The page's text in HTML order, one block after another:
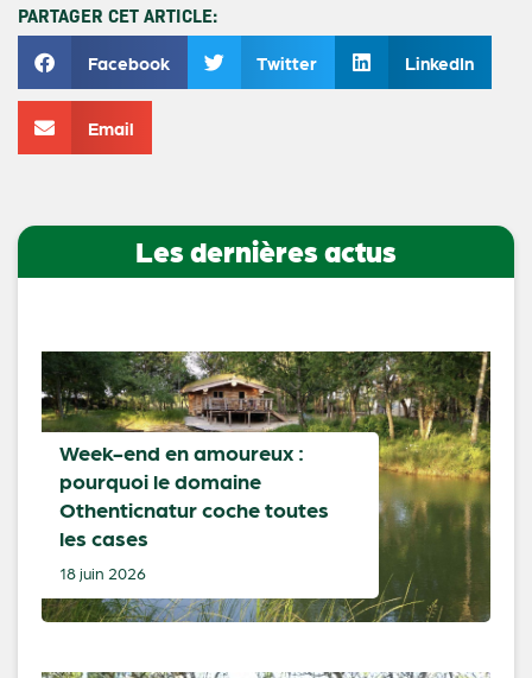
PARTAGER CET ARTICLE:
Facebook Twitter LinkedIn
Email
Les dernières actus
Week-end en amoureux :
pourquoi le domaine
Othenticnatur coche toutes
les cases
18 juin 2026